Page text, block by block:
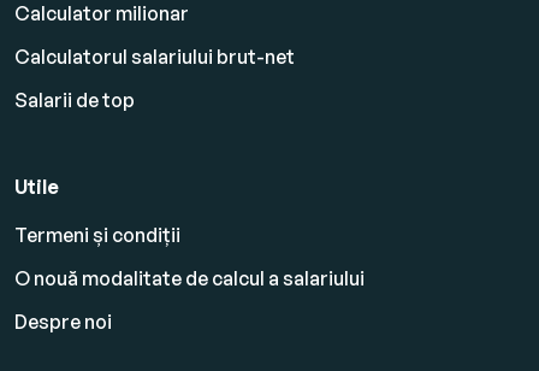
Calculator milionar
Calculatorul salariului brut-net
Salarii de top
Utile
Termeni și condiții
O nouă modalitate de calcul a salariului
Despre noi